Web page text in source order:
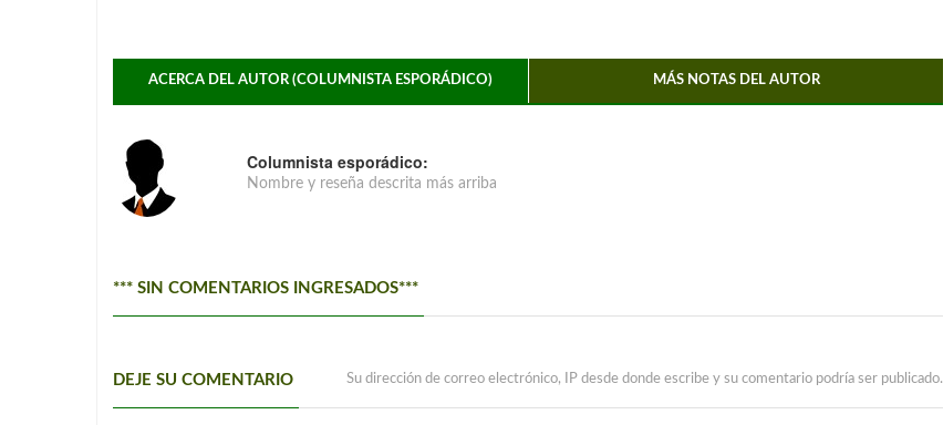
ACERCA DEL AUTOR (COLUMNISTA ESPORÁDICO) MÁS NOTAS DEL AUTOR
Columnista esporádico:
Nombre y reseña descrita más arriba
*** SIN COMENTARIOS INGRESADOS***
DEJE SU COMENTARIO Su dirección de correo electrónico, IP desde donde escribe y su comentario podría ser publicado.